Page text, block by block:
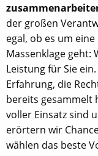
der großen
egal, ob es um
Massenklage geht:
Leistung für Sie
Erfahrung, die
bereits gesammelt
voller Einsatz sind
erörtern wir
wählen das beste